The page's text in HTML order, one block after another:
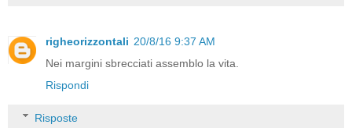
righeorizzontali 20/8/16 9:37 AM
Nei margini sbrecciati assemblo la vita.
Rispondi
Risposte